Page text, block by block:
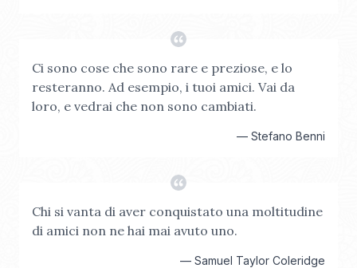
Ci sono cose che sono rare e preziose, e lo
resteranno. Ad esempio, i tuoi amici. Vai da
loro, e vedrai che non sono cambiati.
— Stefano Benni
Chi si vanta di aver conquistato una moltitudine
di amici non ne hai mai avuto uno.
— Samuel Taylor Coleridge